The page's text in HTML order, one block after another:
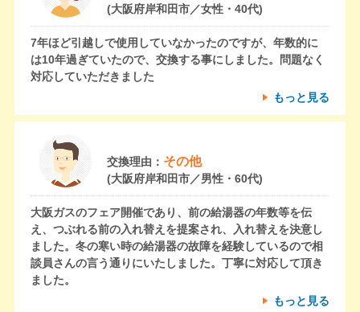
(大阪府岸和田市／女性・40代)
7年ほど引越しで使用していなかったのですが、年数的に
は10年過ぎていたので、交換する事にしました。問題なく
対応していただきました
もっと見る
交換理由： その他
(大阪府岸和田市／男性・60代)
大阪ガスのフェア開催であり、前の給湯器の年数等を伝
え、つぶれる前の入れ替えを提案され、入れ替えを決意し
ました。冬の寒い時の給湯器の故障を経験しているので相
談員さんの言う通りにいたしました。丁寧に対応して頂き
ました。
もっと見る